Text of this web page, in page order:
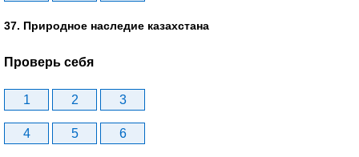
37. Природное наследие казахстана
Проверь себя
1 2 3
4 5 6